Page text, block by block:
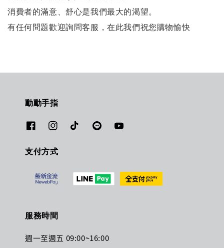
消費者的滿意、舒心是我們最大的渴望。
有任何問題歡迎詢問客服，在此我們祝您購物愉快
動動手指
支付方式
服務時間
週一至週五 09:00~16:00